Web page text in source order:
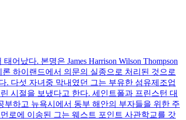
어났다. 본명은 James Harrison Wilson Thompson
하이랜드에서 의문의 실종으로 처리된 것으로
. 다섯 자녀중 막내였던 그는 부유한 섬유제조업
시절을 보냈다고 한다. 세인트폴과 프린스턴 대
하고 뉴욕시에서 동부 해안의 부자들을 위한 주
로에 이송된 그는 웨스트 포인트 사관학교를 갓